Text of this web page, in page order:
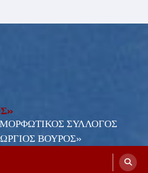
ΣΥΛΛΟΓΟΣ
ΒΟΥΡΟΣ»